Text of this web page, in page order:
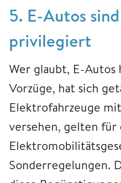
5. E-Autos
privilegiert
Wer glaubt, E-
Vorzüge, hat sich
Elektrofahrzeuge
versehen, gelten für
Sonderregelungen.